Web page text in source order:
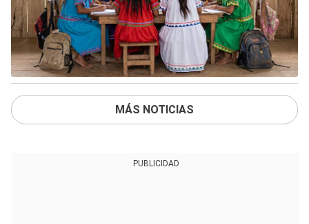
MÁS NOTICIAS
PUBLICIDAD